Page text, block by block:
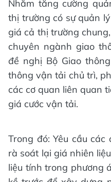
Nhằm tăng cường
thị trường có sự quản
giá cả thị trường
chuyên ngành giao
đề nghị Bộ Giao
thông vận tải chủ trì,
các cơ quan liên quan
giá cước vận tải.
Trong đó: Yêu cầu
rà soát lại giá nhiên
liệu tính trong phương